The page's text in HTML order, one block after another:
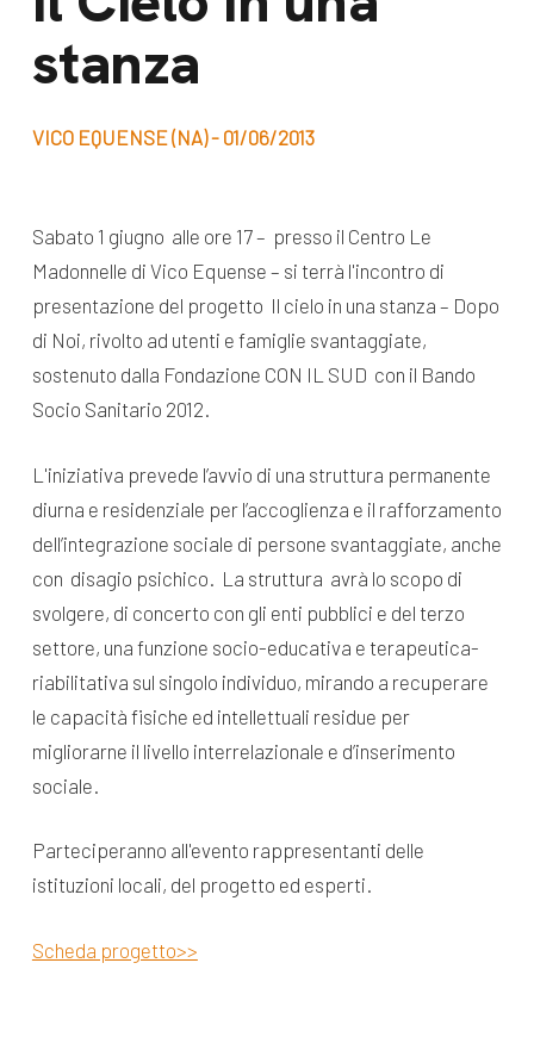
stanza
VICO EQUENSE (NA) - 01/06/2013
Sabato 1 giugno alle ore 17 – presso il Centro Le
Madonnelle di Vico Equense – si terrà l'incontro di
presentazione del progetto Il cielo in una stanza – Dopo
di Noi, rivolto ad utenti e famiglie svantaggiate,
sostenuto dalla Fondazione CON IL SUD con il Bando
Socio Sanitario 2012.
L'iniziativa prevede l’avvio di una struttura permanente
diurna e residenziale per l’accoglienza e il rafforzamento
dell’integrazione sociale di persone svantaggiate, anche
con disagio psichico. La struttura avrà lo scopo di
svolgere, di concerto con gli enti pubblici e del terzo
settore, una funzione socio-educativa e terapeutica-
riabilitativa sul singolo individuo, mirando a recuperare
le capacità fisiche ed intellettuali residue per
migliorarne il livello interrelazionale e d’inserimento
sociale.
Parteciperanno all'evento rappresentanti delle
istituzioni locali, del progetto ed esperti.
Scheda progetto>>
Lavora con noi
Bilancio di
missione
appuntamenti
News
Appuntamenti
dal Sud
Videomagazine
e blog progetti